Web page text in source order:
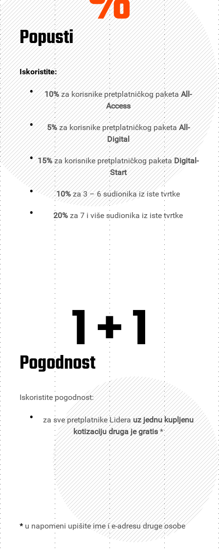
Popusti
Iskoristite:
10%za korisnike pretplatničkog paketaAll-
Access
5%za korisnike pretplatničkog paketaAll-
Digital
15%za korisnike pretplatničkog paketaDigital-
Start
10%za 3 – 6 sudionika iz iste tvrtke
20% za 7 i više sudionika iz iste tvrtke
1 + 1
Pogodnost
Iskoristite pogodnost:
za sve pretplatnike Liderauz jednu kupljenu
kotizaciju druga je gratis*
* u napomeni upišite ime i e-adresu druge osobe